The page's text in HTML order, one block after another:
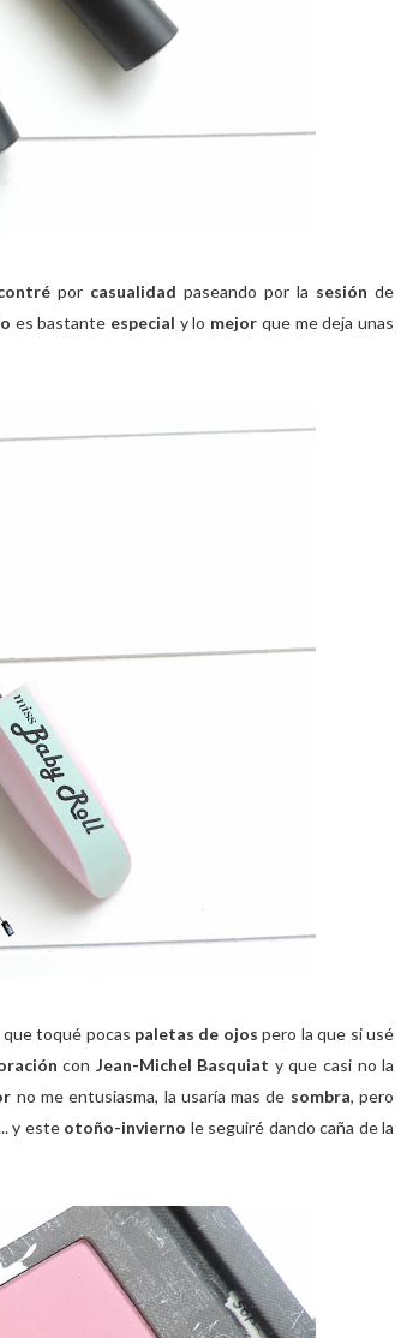
por casualidad paseando por la sesión de
es bastante especial y lo mejor que me deja unas
que toqué pocas paletas de ojos pero la que si usé
con Jean-Michel Basquiat y que casi no la
no me entusiasma, la usaría mas de sombra, pero
y este otoño-invierno le seguiré dando caña de la